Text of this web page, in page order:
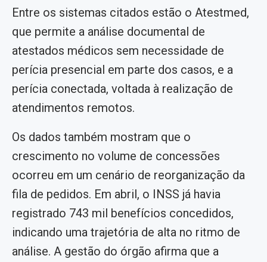
Entre os sistemas citados estão o Atestmed,
que permite a análise documental de
atestados médicos sem necessidade de
perícia presencial em parte dos casos, e a
perícia conectada, voltada à realização de
atendimentos remotos.
Os dados também mostram que o
crescimento no volume de concessões
ocorreu em um cenário de reorganização da
fila de pedidos. Em abril, o INSS já havia
registrado 743 mil benefícios concedidos,
indicando uma trajetória de alta no ritmo de
análise. A gestão do órgão afirma que a